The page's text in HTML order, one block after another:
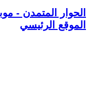
الحوار المتمدن -
الموقع الرئيسي